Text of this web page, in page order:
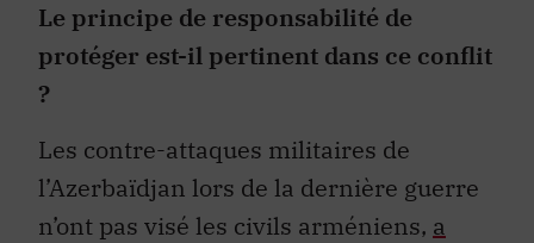
Le principe de responsabilité de
protéger est-il pertinent dans ce conflit
?
Les contre-attaques militaires de
l’Azerbaïdjan lors de la dernière guerre
n’ont pas visé les civils arméniens, a